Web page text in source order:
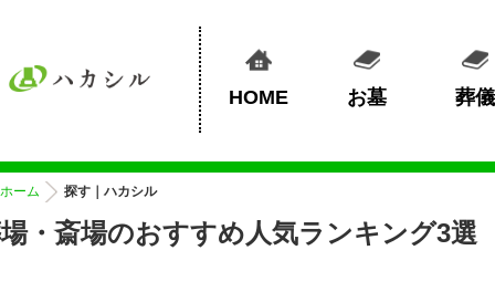
HOME お墓 葬儀
ホーム 探す｜ハカシル
・斎場のおすすめ人気ランキング3選